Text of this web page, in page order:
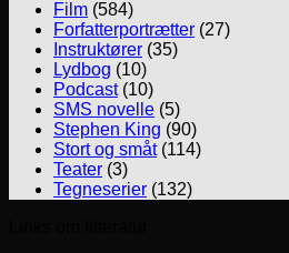
Film (584)
Forfatterportrætter (27)
Instruktører (35)
Lydbog (10)
Podcast(10)
SMS novelle (5)
Stephen King (90)
Stort og småt(114)
Teater (3)
Tegneserier (132)